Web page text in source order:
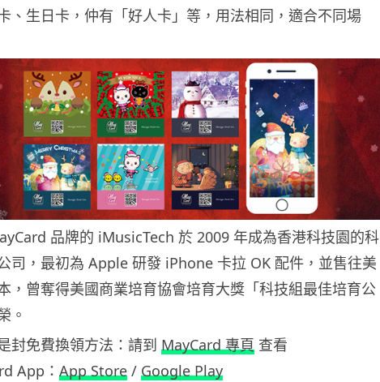
、生日卡，仲有「好人卡」等，用法相同，適合不同場
品牌的 iMusicTech 於 2009 年成為香港科技園的科
司，最初為 Apple 研發 iPhone 卡拉 OK 配件，並售往美
，曾奪得美國商業培育協會培育大獎「科技組最佳培育公
。
封免費換領方法：請到 MayCard 專頁 查看
App： App Store / Google Play